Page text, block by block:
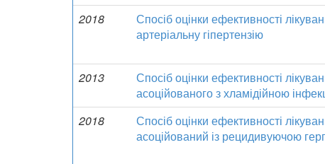
2018
Спосіб оцінки ефективності
артеріальну гіпертензію
2013
Спосіб оцінки ефективності
асоційованого з хламідійною
2018
Спосіб оцінки ефективності
асоційований із рецидивуючою